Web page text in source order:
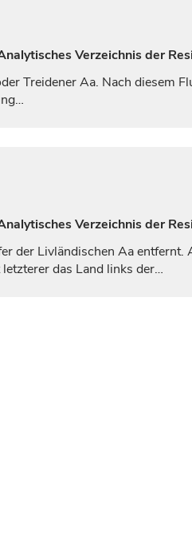
Verzeichnis der
Treidener Aa. Nach diesem
Verzeichnis der
der Livländischen Aa entfernt.
das Land links der…